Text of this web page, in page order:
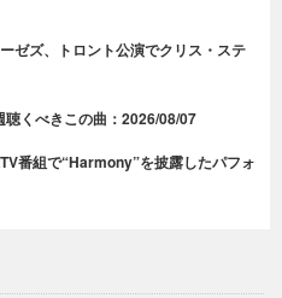
ゼズ、トロント公演でクリス・ステ
くべきこの曲：2026/08/07
番組で“Harmony”を披露したパフォ